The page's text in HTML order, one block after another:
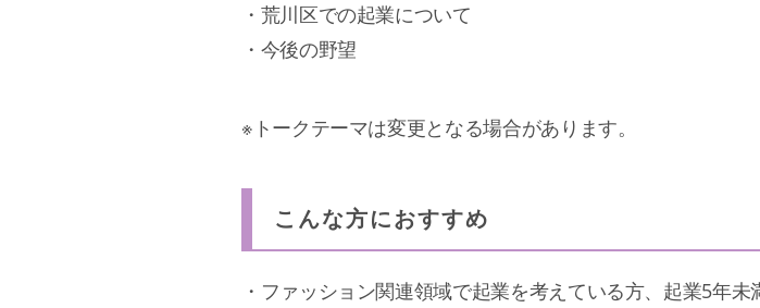
・荒川区での起業について
・今後の野望
※トークテーマは変更となる場合があります。
こんな方におすすめ
・ファッション関連領域で起業を考えている方、起業5年未